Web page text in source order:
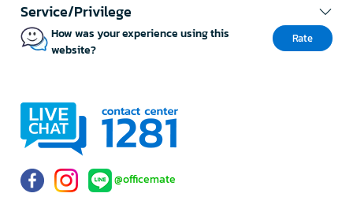
Service/Privilege
How was your experience using this
website?
Rate
@officemate